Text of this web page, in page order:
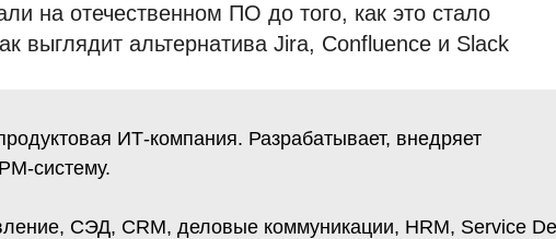
на отечественном ПО до того, как это стало
выглядит альтернатива Jira, Confluence и Slack
ИТ-компания. Разрабатывает, внедряет
систему.
СЭД, CRM, деловые коммуникации, HRM, Service